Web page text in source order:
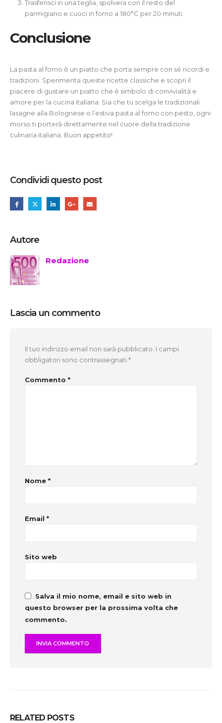
Trasferisci in una teglia, spolvera con il resto del
parmigiano e cuoci in forno a 180°C per 20 minuti.
Conclusione
La pasta al forno è un piatto che porta sempre con sé ricordi e
tradizioni. Sperimenta queste ricette classiche e scopri il
piacere di gustare un piatto che è simbolo di convivialità e
amore per la cucina italiana. Sia che tu scelga le tradizionali
lasagne alla Bolognese o l’estiva pasta al forno con pesto, ogni
morso ti porterà direttamente nel cuore della tradizione
culinaria italiana. Buon appetito!
Condividi questo post
Autore
Redazione
Lascia un commento
Il tuo indirizzo email non sarà pubblicato. I campi
obbligatori sono contrassegnati*
Commento *
Nome *
Email *
Sito web
Salva il mio nome, email e sito web in
questo browser per la prossima volta che
commento.
RELATED POSTS